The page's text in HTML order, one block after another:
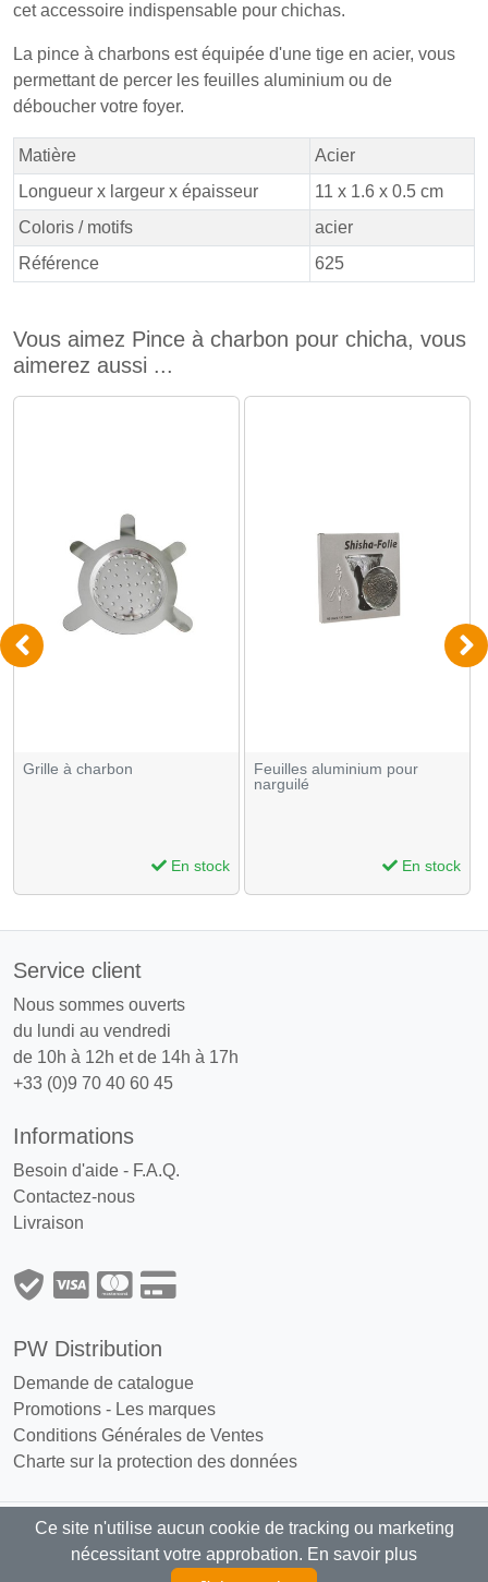
cet accessoire indispensable pour chichas.
La pince à charbons est équipée d'une tige en acier, vous
permettant de percer les feuilles aluminium ou de
déboucher votre foyer.
Matière
Acier
Longueur x largeur x épaisseur
11 x 1.6 x 0.5 cm
Coloris / motifs
acier
Référence
625
Vous aimez Pince à charbon pour chicha, vous
aimerez aussi ...
Grille à charbon
En stock
Feuilles aluminium pour
narguilé
En stock
Service client
Nous sommes ouverts
du lundi au vendredi
de 10h à 12h et de 14h à 17h
+33 (0)9 70 40 60 45
Informations
Besoin d'aide - F.A.Q.
Contactez-nous
Livraison
PW Distribution
Demande de catalogue
Promotions - Les marques
Conditions Générales de Ventes
Charte sur la protection des données
PW Distribution : Grossiste, distributeur
Ce site n'utilise aucun cookie de tracking ou marketing
nécessitant votre approbation. En savoir plus